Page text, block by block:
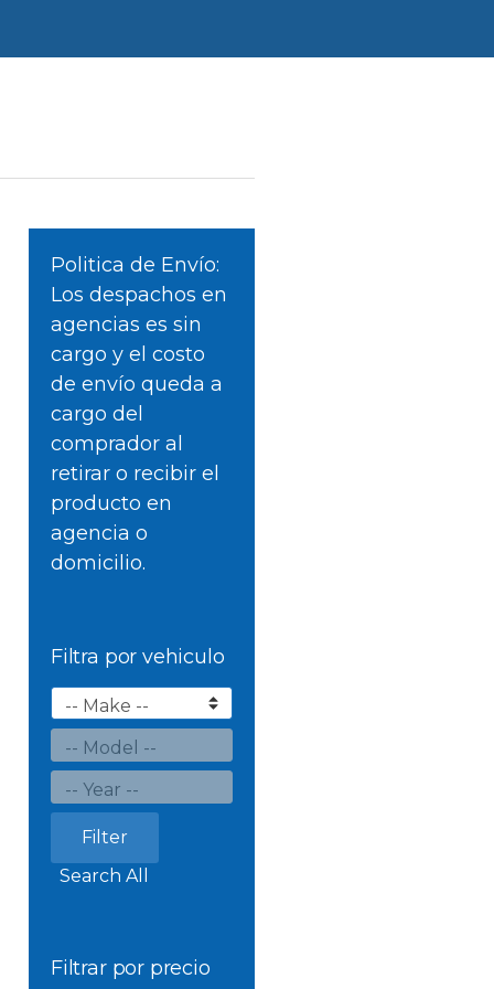
Politica de Envío:
Los despachos en
agencias es sin
cargo y el costo
de envío queda a
cargo del
comprador al
retirar o recibir el
producto en
agencia o
domicilio.
Filtra por vehiculo
Filter
Search All
Filtrar por precio